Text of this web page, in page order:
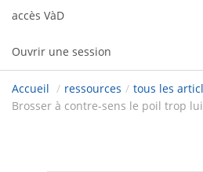
accès VàD
Ouvrir une session
Accueil / ressources / tous les
Brosser à contre-sens le poil trop